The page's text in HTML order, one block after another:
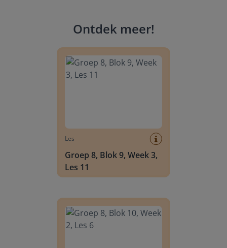
Ontdek meer!
Les
Groep 8, Blok 9, Week 3,
Les 11